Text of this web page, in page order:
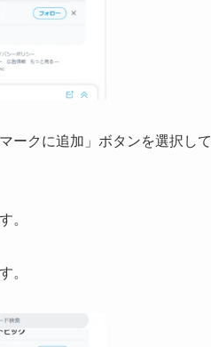
ークに追加」ボタンを選択して
。
。